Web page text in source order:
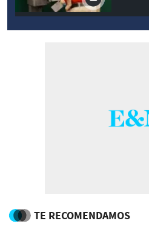
TE RECOMENDAMOS